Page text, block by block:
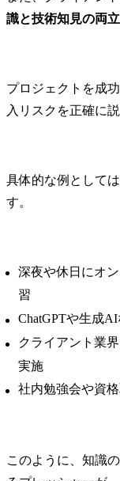
識と技術知見の両立
プロジェクトを成
入リスクを正確に
具体的な例として
す。
深夜や休日にオ
習
ChatGPTや生成
クライアント業
実施
社内勉強会や資
このように、知識